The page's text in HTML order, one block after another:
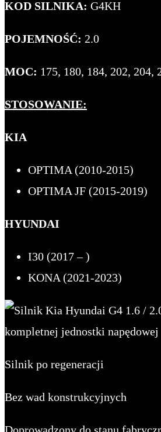
KOD SILNIKA: G4KH
POJEMNOŚĆ: 2.0
MOC: 175, 180, 184, 202, 204,
STOSOWANIE:
KIA
OPTIMA (2010-2015)
OPTIMA JF (2015-2019)
HYUNDAI
I30 (2017 – )
KONA (2021-2023)
Silnik po regeneracji
Bez wad konstrukcyjnych